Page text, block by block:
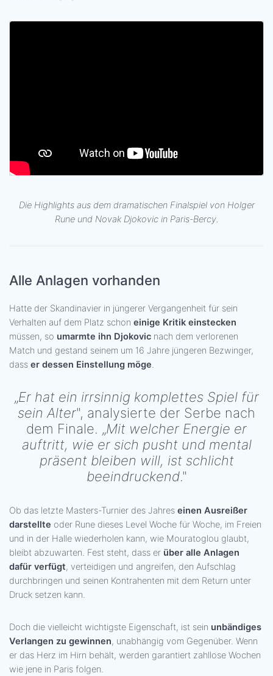
Die Highlights aus dem dramatischen Finalspiel von Holger
Rune und Novak Djokovic in Paris-Bercy.
Alle Anlagen vorhanden
Hatte der Skandinavier in jüngerer Vergangenheit für sein
Verhalten auf dem Platz schon einige Kritik einstecken
müssen, so umarmte ihn Djokovic nach dem verlorenen
Match und gestand seinem um 16 Jahre jüngeren Bezwinger,
dass er dessen Einstellung möge.
„Er hat ein irrsinnig komplettes Spiel für
sein Alter", analysierte der Serbe nach
dem Finale. „Mit welcher Energie er
auftritt, wie er sich pusht und mental
präsent bleiben will, ist schlicht
beeindruckend."
Ob das letzte Masters-Turnier des Jahres einen Ausreißer
darstellte oder Rune dieses Level Woche für Woche, im Freien
und in der Halle wiederholen kann, wie Mouratoglou glaubt,
bleibt abzuwarten. Fest steht, dass er über alle Anlagen
dafür verfügt, verteidigen und angreifen, den Aufschlag
durchbringen und seinen Kontrahenten mit dem Return unter
Druck setzen kann.
Doch die vielleicht wichtigste Eigenschaft, ist sein unbändiges
Verlangen zu gewinnen, unabhängig vom Gegenüber. Wenn
er das Herz im Hirn behält, werden garantiert zahllose Wochen
wie jene in Paris folgen.